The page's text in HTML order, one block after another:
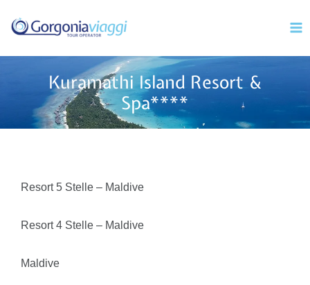
contenuto
Kuramathi Island Resort &
Spa****
Resort 5 Stelle – Maldive
Resort 4 Stelle – Maldive
Maldive